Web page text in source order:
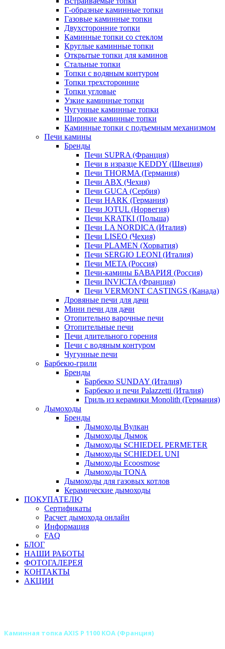
Г-образные каминные топки
Газовые каминные топки
Двухсторонние топки
Каминные топки со стеклом
Круглые каминные топки
Открытые топки для каминов
Стальные топки
Топки с водяным контуром
Топки трехсторонние
Топки угловые
Узкие каминные топки
Чугунные каминные топки
Широкие каминные топки
Каминные топки с подъемным механизмом
Печи камины
Бренды
Печи SUPRA (Франция)
Печи в изразце KEDDY (Швеция)
Печи THORMA (Германия)
Печи ABX (Чехия)
Печи GUCA (Сербия)
Печи HARK (Германия)
Печи JOTUL (Норвегия)
Печи KRATKI (Польша)
Печи LA NORDICA (Италия)
Печи LISEO (Чехия)
Печи PLAMEN (Хорватия)
Печи SERGIO LEONI (Италия)
Печи META (Россия)
Печи-камины БАВАРИЯ (Россия)
Печи INVICTA (Франция)
Печи VERMONT CASTINGS (Канада)
Дровяные печи для дачи
Мини печи для дачи
Отопительно варочные печи
Отопительные печи
Печи длительного горения
Печи с водяным контуром
Чугунные печи
Барбекю-грили
Бренды
Барбекю SUNDAY (Италия)
Барбекю и печи Palazzetti (Италия)
Гриль из керамики Monolith (Германия)
Дымоходы
Бренды
Дымоходы Вулкан
Дымоходы Дымок
Дымоходы SCHIEDEL PERMETER
Дымоходы SCHIEDEL UNI
Дымоходы Ecoosmose
Дымоходы TONA
Дымоходы для газовых котлов
Керамические дымоходы
ПОКУПАТЕЛЮ
Сертификаты
Расчет дымохода онлайн
Информация
FAQ
БЛОГ
НАШИ РАБОТЫ
ФОТОГАЛЕРЕЯ
КОНТАКТЫ
АКЦИИ
Каминная топка AXIS P 1100 KOA (Франция)